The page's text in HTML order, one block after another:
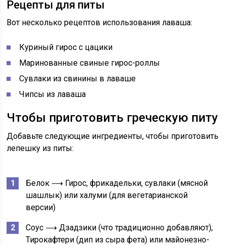
Рецепты для питы
Вот несколько рецептов использования лаваша:
Куриный гирос с цацики
Маринованные свиные гирос-роллы
Сувлаки из свинины в лаваше
Чипсы из лаваша
Чтобы приготовить греческую питу
Добавьте следующие ингредиенты, чтобы приготовить
лепешку из питы:
Белок ⟶ Гирос, фрикадельки, сувлаки (мясной
шашлык) или халуми (для вегетарианской
версии)
Соус ⟶ Дзадзики (что традиционно добавляют),
Тирокафтери (дип из сыра фета) или майонезно-